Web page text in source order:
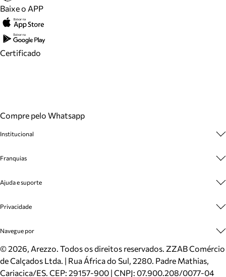
Baixe o APP
Certificado
Compre pelo Whatsapp
Institucional
Cashback
Venda Corporativa
Mapa do Site
Inverno
Mundo Arezzo
Franquias
Plano de Negócio
Ajuda e suporte
Cadastro
Meus Pedidos
Trocas e Devoluções
Cartão Presente
Localizador de lojas
Privacidade
Politica e Privacidade
Navegue por
Sapatos
Bolsas
Scarpins
©2026, Arezzo. Todos os direitos reservados. ZZAB Comércio
de Calçados Ltda. | Rua África do Sul, 2280. Padre Mathias,
Cariacica/ES. CEP: 29157-900 | CNPJ: 07.900.208/0077-04